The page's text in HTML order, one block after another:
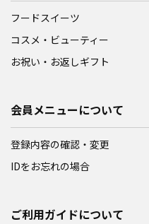
フードスイーツ
コスメ・ビューティー
お祝い・お返しギフト
会員メニューについて
登録内容の確認・変更
IDをお忘れの場合
ご利用ガイドについて